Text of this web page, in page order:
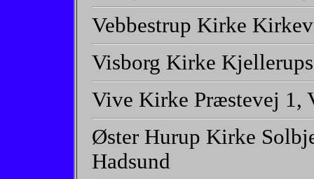
Vebbestrup Kirke
Visborg Kirke
Vive Kirke Præstevej 1,
Øster Hurup Kirke
Hadsund